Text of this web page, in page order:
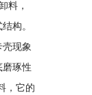
料，
构。
现象
磨琢性
，它的